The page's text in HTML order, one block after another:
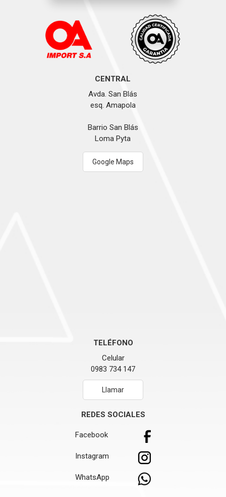
CENTRAL
Avda. San Blás
esq. Amapola
Barrio San Blás
Loma Pyta
Google Maps
TELÉFONO
Celular
0983 734 147
Llamar
REDES SOCIALES
Facebook
Instagram
WhatsApp